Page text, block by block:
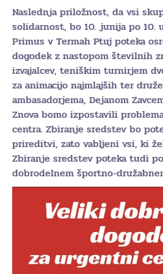
Naslednja priložnost, da vsi
solidarnost, bo 10. junija po 10.
Primus v Termah Ptuj poteka
dogodek z nastopom številnih
izvajalcev, teniškim turnirjem
za animacijo najmlajših ter
ambasadorjema, Dejanom
Znova bomo izpostavili
centra. Zbiranje sredstev bo
prireditvi, zato vabljeni vsi, ki
Zbiranje sredstev poteka tudi
dobrodelnem športno-